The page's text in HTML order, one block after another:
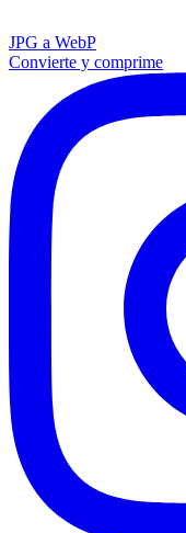
JPG a WebP
Convierte y comprime